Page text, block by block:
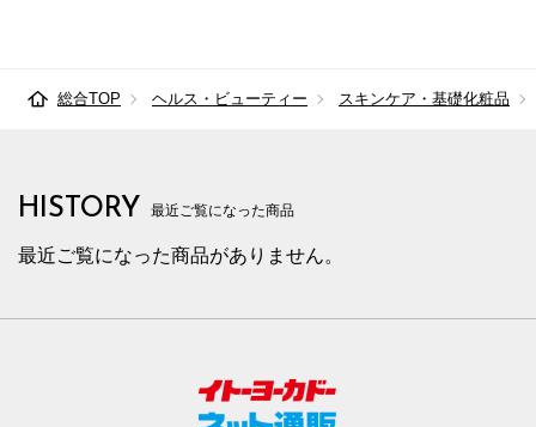
総合TOP ヘルス・ビューティー スキンケア・基礎化粧品
HISTORY 最近ご覧になった商品
最近ご覧になった商品がありません。